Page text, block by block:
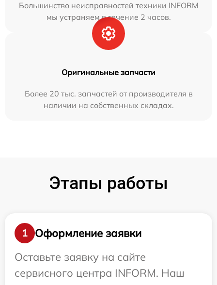
Большинство неисправностей техники INFORM
мы устраняем в течение 2 часов.
Оригинальные запчасти
Более 20 тыс. запчастей от производителя в
наличии на собственных складах.
Этапы работы
1
Оформление заявки
Оставьте заявку на сайте
сервисного центра INFORM. Наш